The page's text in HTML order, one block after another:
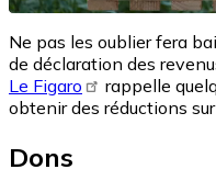
Ne pas les oublier fera
de déclaration des
Le Figaro
rappelle
obtenir des réductions
Dons